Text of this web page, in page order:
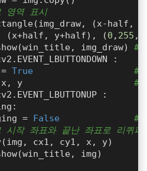
영역 표시
(x-half,
(x+half, y+half), (
0 , 255 ,
img_draw)
#
:
True
#
cy1 = x, y
#
:
=
False
#
시작 좌표와 끝난 좌표로 리퀴
cx1, cy1, x, y)
img)